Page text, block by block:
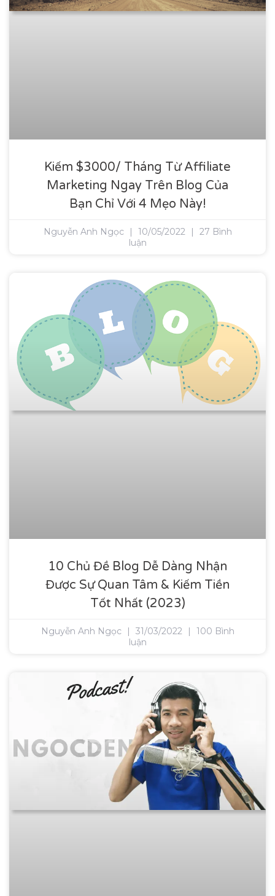
Kiếm $3000/ Tháng Từ Affiliate
Marketing Ngay Trên Blog Của
Bạn Chỉ Với 4 Mẹo Này!
Nguyễn Anh Ngọc 10/05/2022
27 Bình
luận
10 Chủ Đề Blog Dễ Dàng Nhận
Được Sự Quan Tâm & Kiếm Tiền
Tốt Nhất (2023)
Nguyễn Anh Ngọc 31/03/2022
100 Bình
luận